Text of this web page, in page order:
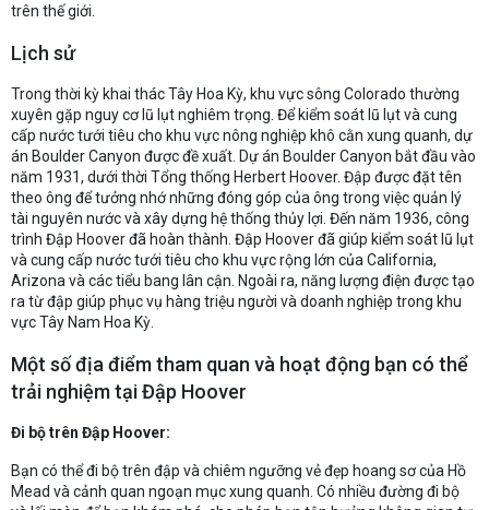
trên thế giới.
Lịch sử
Trong thời kỳ khai thác Tây Hoa Kỳ, khu vực sông Colorado thường
xuyên gặp nguy cơ lũ lụt nghiêm trọng. Để kiểm soát lũ lụt và cung
cấp nước tưới tiêu cho khu vực nông nghiệp khô cằn xung quanh, dự
án Boulder Canyon được đề xuất. Dự án Boulder Canyon bắt đầu vào
năm 1931, dưới thời Tổng thống Herbert Hoover. Đập được đặt tên
theo ông để tưởng nhớ những đóng góp của ông trong việc quản lý
tài nguyên nước và xây dựng hệ thống thủy lợi. Đến năm 1936, công
trình Đập Hoover đã hoàn thành. Đập Hoover đã giúp kiểm soát lũ lụt
và cung cấp nước tưới tiêu cho khu vực rộng lớn của California,
Arizona và các tiểu bang lân cận. Ngoài ra, năng lượng điện được tạo
ra từ đập giúp phục vụ hàng triệu người và doanh nghiệp trong khu
vực Tây Nam Hoa Kỳ.
Một số địa điểm tham quan và hoạt động bạn có thể
trải nghiệm tại Đập Hoover
Đi bộ trên Đập Hoover:
Bạn có thể đi bộ trên đập và chiêm ngưỡng vẻ đẹp hoang sơ của Hồ
Mead và cảnh quan ngoạn mục xung quanh. Có nhiều đường đi bộ